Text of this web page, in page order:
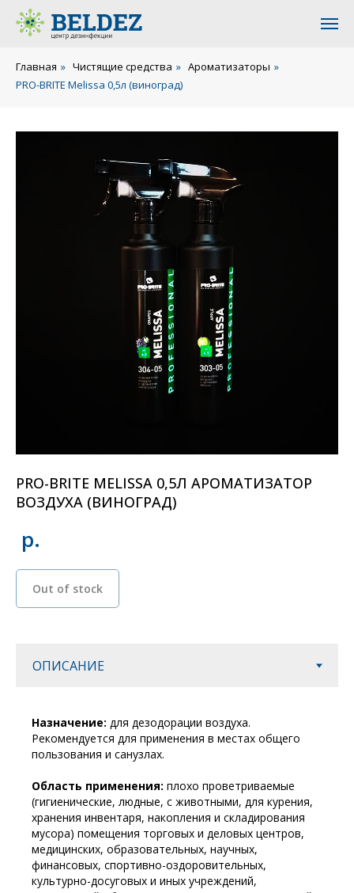
Главная » Чистящие средства » Ароматизаторы »
PRO-BRITE Melissa 0,5л (виноград)
PRO-BRITE MELISSA 0,5Л АРОМАТИЗАТОР
ВОЗДУХА (ВИНОГРАД)
р.
Out of stock
Назначение: для дезодорации воздуха.
Рекомендуется для применения в местах общего
пользования и санузлах.
Область применения: плохо проветриваемые
(гигиенические, людные, с животными, для курения,
хранения инвентаря, накопления и складирования
мусора) помещения торговых и деловых центров,
медицинских, образовательных, научных,
финансовых, спортивно-оздоровительных,
культурно-досуговых и иных учреждений,